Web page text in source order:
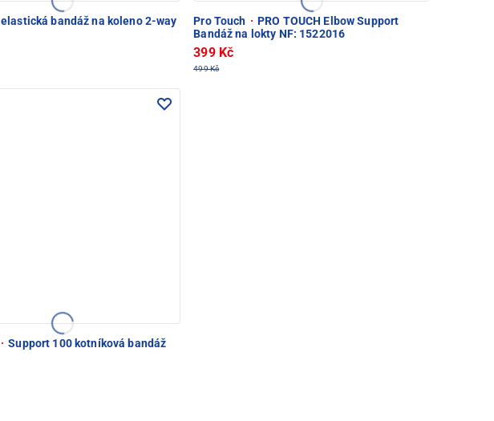
elastická bandáž na koleno 2-way
Pro Touch · PRO TOUCH Elbow Support
Bandáž na lokty NF: 1522016
399 Kč
499 Kč
· Support 100 kotníková bandáž